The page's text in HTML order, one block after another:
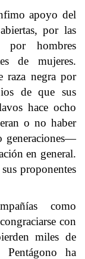
apoyo del
por las
por hombres
de mujeres.
raza negra por
de que sus
hace ocho
o no haber
generaciones—
en general.
proponentes
como
con
miles de
ha